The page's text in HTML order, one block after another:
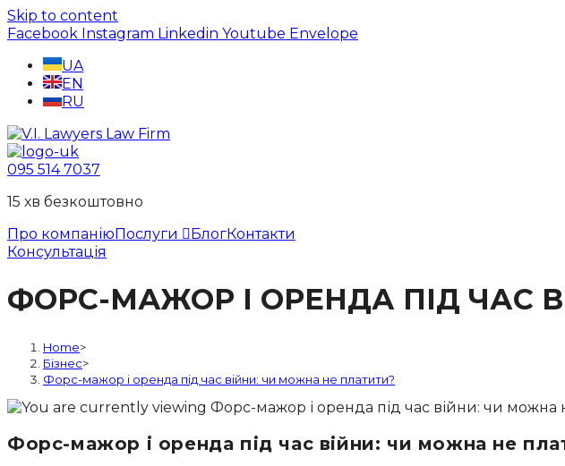
Skip to content
Facebook Instagram Linkedin Youtube Envelope
UA
EN
RU
095 514 7037
15 хв безкоштовно
Про компаніюПослуги БлогКонтакти
Консультація
ФОРС-МАЖОР І ОРЕНДА ПІД ЧАС
Home>
Бізнес>
Форс-мажор і оренда під час війни: чи можна не платити?
Форс-мажор і оренда під час війни: чи можна не